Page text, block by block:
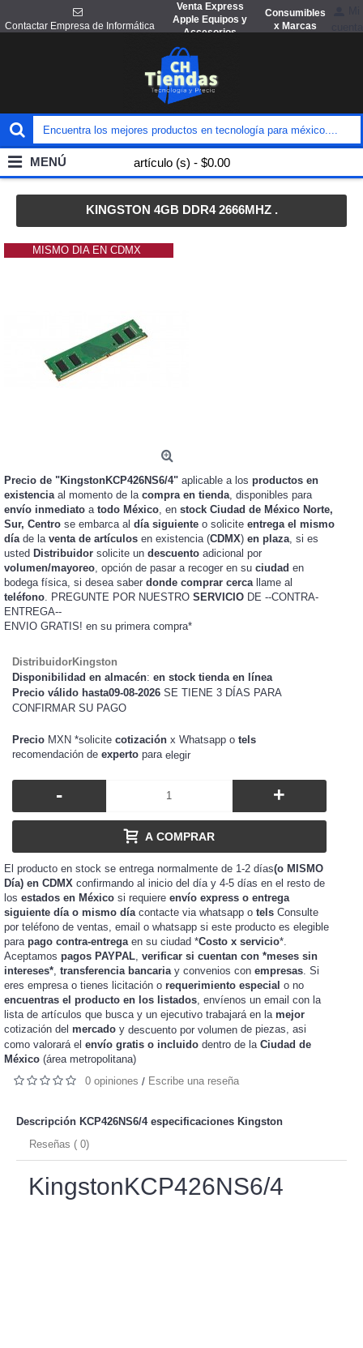
Contactar Empresa de Informática
Venta Express
Apple Equipos y
Accesorios
Consumibles
x Marcas
artículo (s) - $0.00
MENÚ
KINGSTON 4GB DDR4 2666MHZ .
MISMO DIA EN CDMX
Precio de "KingstonKCP426NS6/4" aplicable a los productos en
existenciaal momento de la compra en tienda, disponibles para
envío inmediato a todo México, en stock Ciudad de México Norte,
Sur, Centro se embarca al día siguiente o solicite entrega el mismo
díade la venta de artículos en existencia (CDMX) en plaza, si es
usted Distribuidor solicite un descuento adicional por
volumen/mayoreo, opción de pasar a recoger en su ciudad en
bodega física, si desea saber donde comprar cercallame al
teléfono. PREGUNTE POR NUESTRO SERVICIO DE --CONTRA-
ENTREGA--
ENVIO GRATIS! en su primera compra*
DistribuidorKingston
Disponibilidad en almacén: en stock tienda en línea
Precio válido hasta09-08-2026 SE TIENE 3 DÍAS PARA
CONFIRMAR SU PAGO
Precio MXN *solicite cotización x Whatsapp o tels
recomendación de experto para elegir
- +
A COMPRAR
El producto en stock se entrega normalmente de 1-2 días(o MISMO
Día) en CDMX confirmando al inicio del día y 4-5 días en el resto de
los estados en México si requiere envío express o entrega
siguiente día o mismo día contacte via whatsapp o tels Consulte
por teléfono de ventas, email o whatsapp si este producto es elegible
para pago contra-entrega en su ciudad *Costo x servicio*.
Aceptamos pagos PAYPAL verificar si cuentan con *meses sin
intereses* transferencia bancaria y convenios con empresas . Si
eres empresa o tienes licitación o requerimiento especial o no
encuentras el producto en los listados, envíenos un email con la
lista de artículos que busca y un ejecutivo trabajará en la mejor
cotización del mercado y descuento por volumen de piezas, asi
como valorará el envío gratis o incluido dentro de la Ciudad de
México (área metropolitana)
0 opiniones / Escribe una reseña
Descripción KCP426NS6/4 especificaciones Kingston
Reseñas ( 0)
KingstonKCP426NS6/4